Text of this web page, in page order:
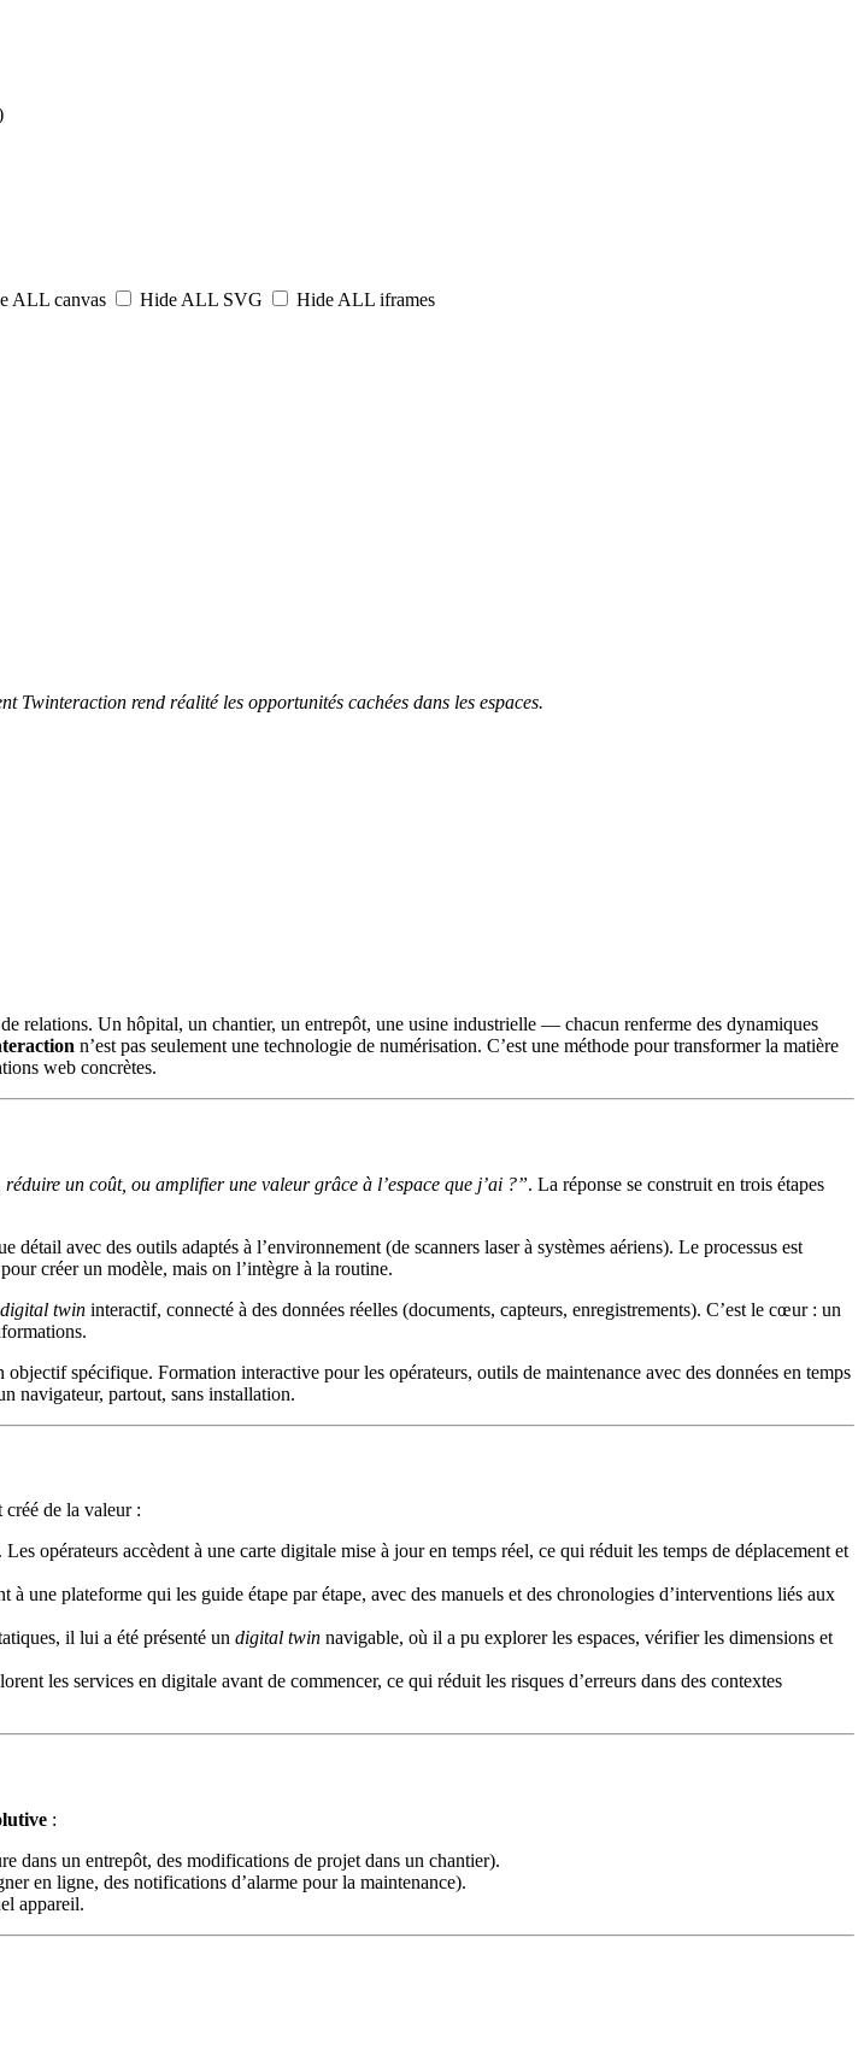
ALL canvas Hide ALL SVG
Hide ALL iframes
rend réalité les opportunités cachées dans les espaces.
relations. Un hôpital, un chantier, un entrepôt, une usine industrielle — chacun renferme des dynamiques
n’est pas seulement une technologie de numérisation. C’est une méthode pour transformer la matière
web concrètes.
un coût, ou amplifier une valeur grâce à l’espace que j’ai ?”. La réponse se construit en trois étapes
avec des outils adaptés à l’environnement (de scanners laser à systèmes aériens). Le processus est
créer un modèle, mais on l’intègre à la routine.
digital twin interactif, connecté à des données réelles (documents, capteurs, enregistrements). C’est le cœur : un
spécifique. Formation interactive pour les opérateurs, outils de maintenance avec des données en temps
navigateur, partout, sans installation.
créé de la valeur :
opérateurs accèdent à une carte digitale mise à jour en temps réel, ce qui réduit les temps de déplacement et
une plateforme qui les guide étape par étape, avec des manuels et des chronologies d’interventions liés aux
il lui a été présenté un digital twin navigable, où il a pu explorer les espaces, vérifier les dimensions et
les services en digitale avant de commencer, ce qui réduit les risques d’erreurs dans des contextes
:
dans un entrepôt, des modifications de projet dans un chantier).
en ligne, des notifications d’alarme pour la maintenance).
appareil.